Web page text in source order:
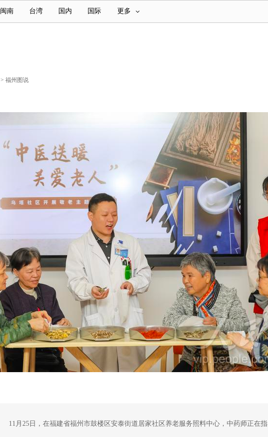
闽南 台湾 国内 国际 更多
> 福州图说
11月25日，在福建省福州市鼓楼区安泰街道居家社区养老服务照料中心，中药师正在